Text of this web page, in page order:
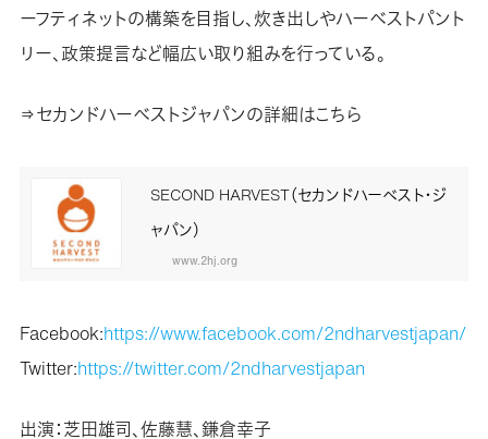
ーフティネットの構築を目指し、炊き出しやハーベストパント
リー、政策提言など幅広い取り組みを行っている。
⇒セカンドハーベストジャパンの詳細はこちら
SECOND HARVEST（セカンドハーベスト・ジ
ャパン）
www.2hj.org
Facebook:https://www.facebook.com/2ndharvestjapan/
Twitter:https://twitter.com/2ndharvestjapan
出演：芝田雄司、佐藤慧、鎌倉幸子